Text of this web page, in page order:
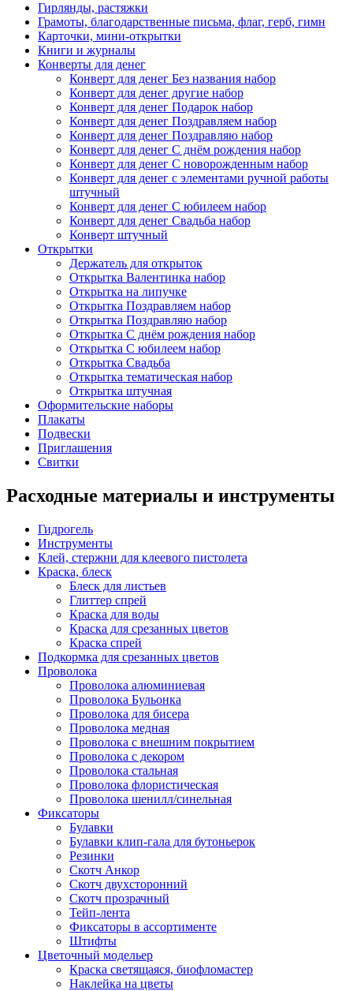
Гирлянды, растяжки
Грамоты, благодарственные письма, флаг, герб, гимн
Карточки, мини-открытки
Книги и журналы
Конверты для денег
Конверт для денег Без названия набор
Конверт для денег другие набор
Конверт для денег Подарок набор
Конверт для денег Поздравляем набор
Конверт для денег Поздравляю набор
Конверт для денег С днём рождения набор
Конверт для денег С новорожденным набор
Конверт для денег с элементами ручной работы
штучный
Конверт для денег С юбилеем набор
Конверт для денег Свадьба набор
Конверт штучный
Открытки
Держатель для открыток
Открытка Валентинка набор
Открытка на липучке
Открытка Поздравляем набор
Открытка Поздравляю набор
Открытка С днём рождения набор
Открытка С юбилеем набор
Открытка Свадьба
Открытка тематическая набор
Открытка штучная
Оформительские наборы
Плакаты
Подвески
Приглашения
Свитки
Расходные материалы и инструменты
Гидрогель
Инструменты
Клей, стержни для клеевого пистолета
Краска, блеск
Блеск для листьев
Глиттер спрей
Краска для воды
Краска для срезанных цветов
Краска спрей
Подкормка для срезанных цветов
Проволока
Проволока алюминиевая
Проволока Бульонка
Проволока для бисера
Проволока медная
Проволока с внешним покрытием
Проволока с декором
Проволока стальная
Проволока флористическая
Проволока шенилл/синельная
Фиксаторы
Булавки
Булавки клип-гала для бутоньерок
Резинки
Скотч Анкор
Скотч двухсторонний
Скотч прозрачный
Тейп-лента
Фиксаторы в ассортименте
Штифты
Цветочный модельер
Краска светящаяся, биофломастер
Наклейка на цветы